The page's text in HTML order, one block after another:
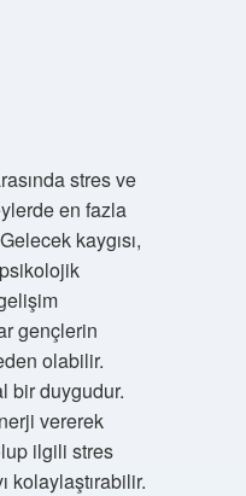
stres ve
en fazla
kaygısı,
gençlerin
olabilir.
bir duygudur.
vererek
ilgili stres
kolaylaştırabilir.